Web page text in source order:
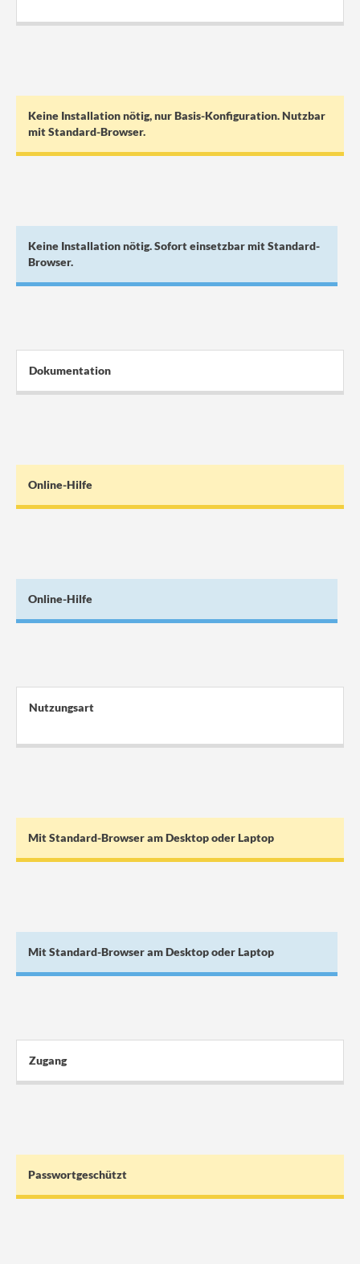
Keine Installation nötig, nur Basis-Konfiguration. Nutzbar
mit Standard-Browser.
Keine Installation nötig. Sofort einsetzbar mit Standard-
Browser.
Dokumentation
Online-Hilfe
Online-Hilfe
Nutzungsart
Mit Standard-Browser am Desktop oder Laptop
Mit Standard-Browser am Desktop oder Laptop
Zugang
Passwortgeschützt